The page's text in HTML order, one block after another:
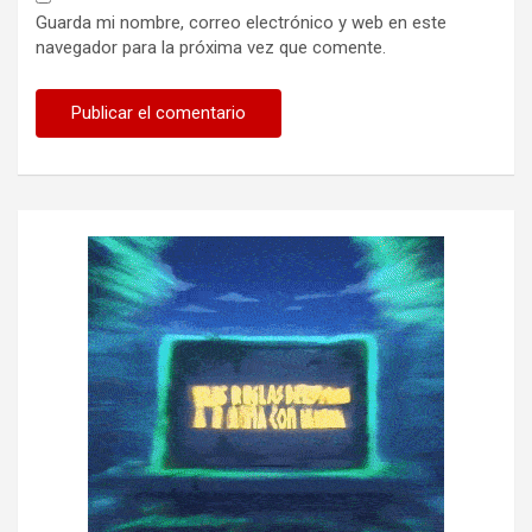
Guarda mi nombre, correo electrónico y web en este
navegador para la próxima vez que comente.